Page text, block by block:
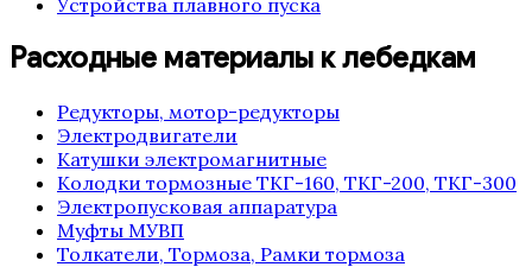
Расходные материалы к лебедкам
Редукторы, мотор-редукторы
Электродвигатели
Катушки электромагнитные
Колодки тормозные ТКГ-160, ТКГ-200, ТКГ-300
Электропусковая аппаратура
Муфты МУВП
Толкатели, Тормоза, Рамки тормоза